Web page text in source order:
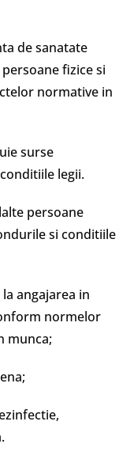
de sanatate
fizice si
normative in
surse
legii.
persoane
si conditiile
angajarea in
normelor
munca;